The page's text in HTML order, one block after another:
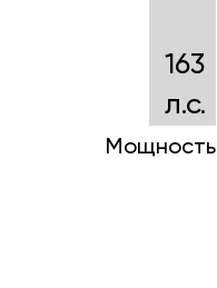
163
л.с.
Мощность